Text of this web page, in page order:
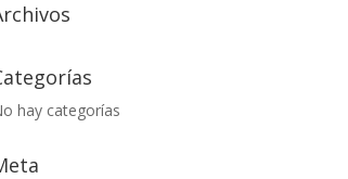
hay categorías